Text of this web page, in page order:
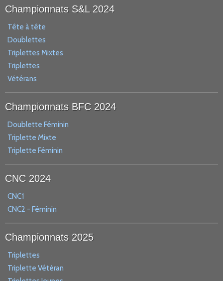
Championnats S&L 2024
Tête à tête
Doublettes
Triplettes Mixtes
Triplettes
Vétérans
Championnats BFC 2024
Doublette Féminin
Triplette Mixte
Triplette Féminin
CNC 2024
CNC1
CNC2 - Féminin
Championnats 2025
Triplettes
Triplette Vétéran